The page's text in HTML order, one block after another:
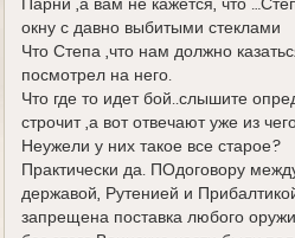
Парни ,а вам не кажется, что
окну с давно выбитыми стеклами
Что Степа ,что нам должно
посмотрел на него.
Что где то идет бой..слышите
строчит ,а вот отвечают уже из
Неужели у них такое все старое?
Практически да. ПОдоговору
державой, Рутенией и
запрещена поставка любого